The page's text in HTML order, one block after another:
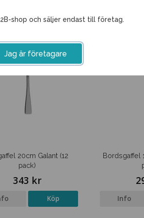
20cm Galant (12
pack)
343 kr
Köp
Bordsgaffel
Info
shop och säljer endast till företag.
Jag är företagare